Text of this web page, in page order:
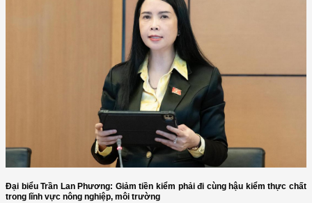
Đại biểu Trần Lan Phương: Giảm tiền kiểm phải đi cùng hậu kiểm thực chất
trong lĩnh vực nông nghiệp, môi trường